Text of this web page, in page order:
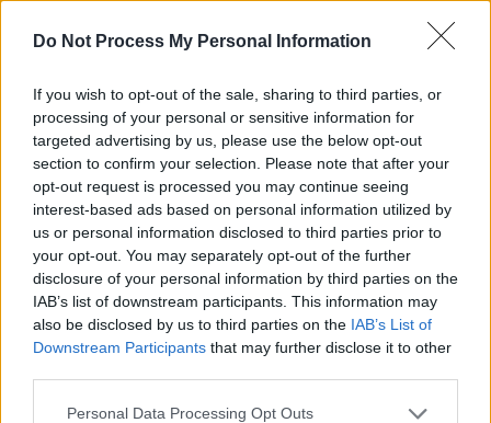
Do Not Process My Personal Information
If you wish to opt-out of the sale, sharing to third parties, or
processing of your personal or sensitive information for
targeted advertising by us, please use the below opt-out
section to confirm your selection. Please note that after your
opt-out request is processed you may continue seeing
interest-based ads based on personal information utilized by
us or personal information disclosed to third parties prior to
your opt-out. You may separately opt-out of the further
disclosure of your personal information by third parties on the
IAB’s list of downstream participants. This information may
also be disclosed by us to third parties on the IAB’s List of
Downstream Participants that may further disclose it to other
Please note that this website/app uses one or more Google
Personal Data Processing Opt Outs
Ο υπουργός Υγείας Μιχάλης Χρυσοχοΐδης
αναφέρει χαρακτηριστικά:
«Κανείς και τίποτα δεν θα σταματήσει με τις
πράξεις ή τις παραλείψεις του τηνομαλή
λειτουργίατου Νοσοκομείου»
Ειδικότερα επισημαίνεται ότι μετά την
παραίτησητου Διευθυντή της Ιατρικής
Υπηρεσίας του Βενιζέλειου Νοσοκομείου
Ηρακλείου, το Υπουργείο Υγείας
ανακοινώνει ότι κανείς και τίποτα δεν θα
σταματήσει με τις πράξεις ή τις
παραλείψεις του την ομαλή λειτουργία του
Νοσοκομείου, όπως αποφασίστηκε στην